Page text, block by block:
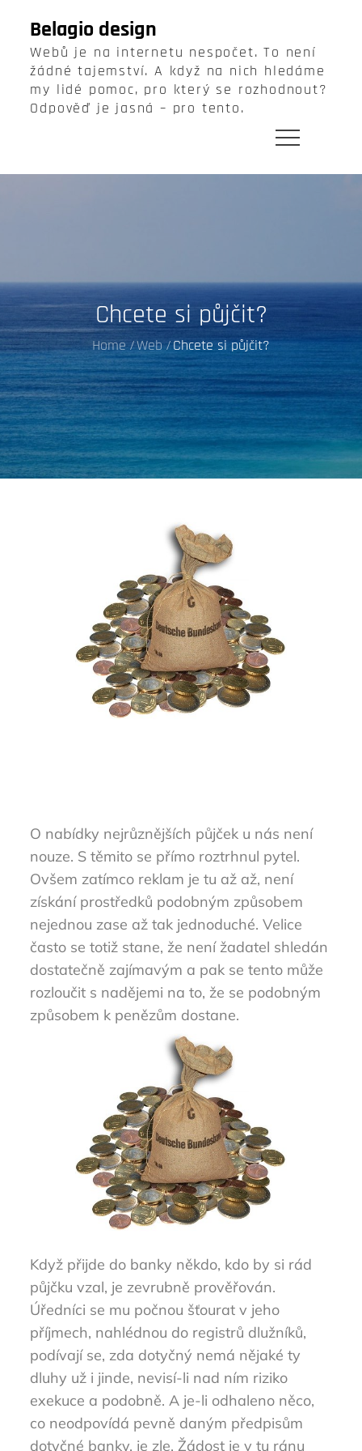
content
Belagio design
Webů je na internetu nespočet. To není
žádné tajemství. A když na nich hledáme
my lidé pomoc, pro který se rozhodnout?
Odpověď je jasná – pro tento.
Chcete si půjčit?
Home Web Chcete si půjčit?
O nabídky nejrůznějších půjček u nás není
nouze. S těmito se přímo roztrhnul pytel.
Ovšem zatímco reklam je tu až až, není
získání prostředků podobným způsobem
nejednou zase až tak jednoduché. Velice
často se totiž stane, že není žadatel shledán
dostatečně zajímavým a pak se tento může
rozloučit s nadějemi na to, že se podobným
způsobem k penězům dostane.
Když přijde do banky někdo, kdo by si rád
půjčku vzal, je zevrubně prověřován.
Úředníci se mu počnou šťourat v jeho
příjmech, nahlédnou do registrů dlužníků,
podívají se, zda dotyčný nemá nějaké ty
dluhy už i jinde, nevisí-li nad ním riziko
exekuce a podobně. A je-li odhaleno něco,
co neodpovídá pevně daným předpisům
dotyčné banky, je zle. Žádost je v tu ránu